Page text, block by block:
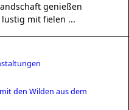
genießen
lustig mit fielen ...
den Wilden aus dem